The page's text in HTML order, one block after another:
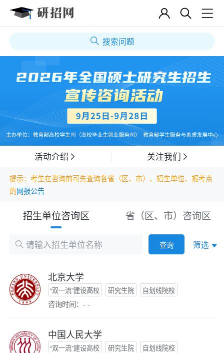
搜索问题
活动介绍 关注我们
提示：考生在咨询前可先查询各省（区、市）、招生单位、报考点
的网报公告
招生单位咨询区 省（区、市）咨询区
查询 筛选
北京大学
“双一流”建设高校 研究生院 自划线院校
咨询时间：- -
中国人民大学
“双一流”建设高校 研究生院 自划线院校